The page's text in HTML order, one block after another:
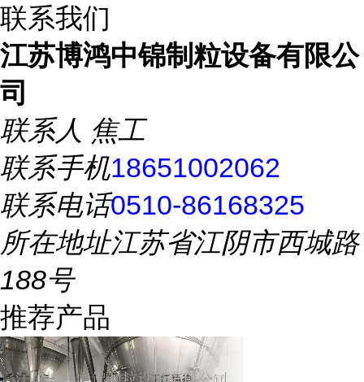
联系我们
江苏博鸿中锦制粒设备有限公
司
联系人 焦工
联系手机18651002062
联系电话0510-86168325
所在地址江苏省江阴市西城路
188号
推荐产品